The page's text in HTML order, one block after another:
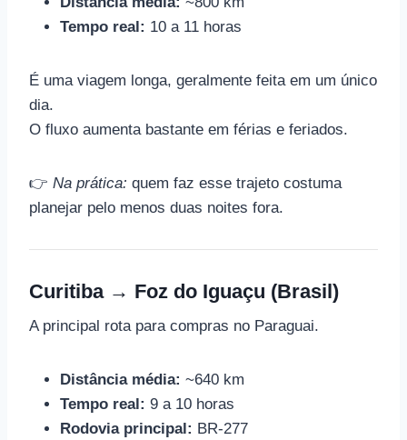
Tempo real: 10 a 11 horas
É uma viagem longa, geralmente feita em um único
dia.
O fluxo aumenta bastante em férias e feriados.
👉 Na prática: quem faz esse trajeto costuma
planejar pelo menos duas noites fora.
Curitiba → Foz do Iguaçu (Brasil)
A principal rota para compras no Paraguai.
Distância média: ~640 km
Tempo real: 9 a 10 horas
Rodovia principal: BR-277